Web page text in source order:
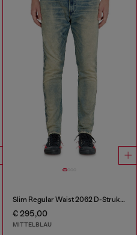
Slim Regular Waist 2062 D-Strukt Joggjeans®
€ 295,00
MITTELBLAU